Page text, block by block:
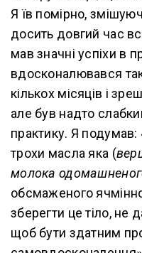
Я їв помірно,
досить довгий час
мав значні успіхи в
вдосконалювався
кількох місяців і
але був надто
практику. Я подумав:
трохи масла яка (
молока
обсмаженого
зберегти це тіло, не
щоб бути здатним